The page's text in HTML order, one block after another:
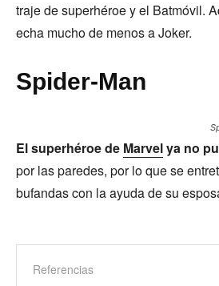
traje de superhéroe y el Batmóvil.
echa mucho de menos a Joker.
Spider-Man
El superhéroe de Marvelya no
por las paredes, por lo que se
bufandas con la ayuda de su
Referencias